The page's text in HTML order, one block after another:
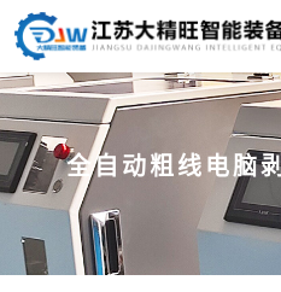
全自动粗线电脑